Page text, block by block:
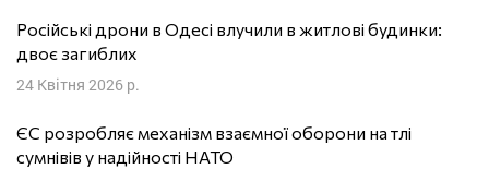
Російські дрони в Одесі влучили в житлові будинки:
двоє загиблих
24 Квітня 2026 р.
ЄС розробляє механізм взаємної оборони на тлі
сумнівів у надійності НАТО